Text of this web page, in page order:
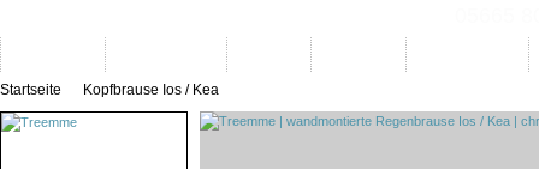
Startseite Kopfbrause Ios / Kea